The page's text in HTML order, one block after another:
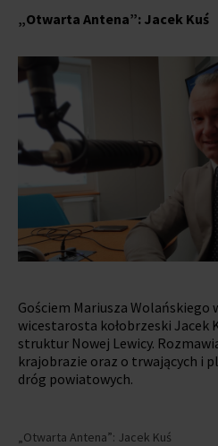
„Otwarta Antena”: Jacek Kuś
Gościem Mariusza Wolańskiego
wicestarosta kołobrzeski Jacek
struktur Nowej Lewicy.
krajobrazie oraz o trwających i
dróg powiatowych.
„Otwarta Antena”: Jacek Kuś